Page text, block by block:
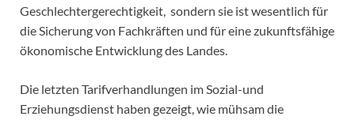
Geschlechtergerechtigkeit, sondern sie ist wesentlich für
die Sicherung von Fachkräften und für eine zukunftsfähige
ökonomische Entwicklung des Landes.
Die letzten Tarifverhandlungen im Sozial-und
Erziehungsdienst haben gezeigt, wie mühsam die